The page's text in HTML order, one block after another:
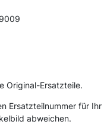
Original-Ersatzteile.
Ersatzteilnummer für
abweichen.